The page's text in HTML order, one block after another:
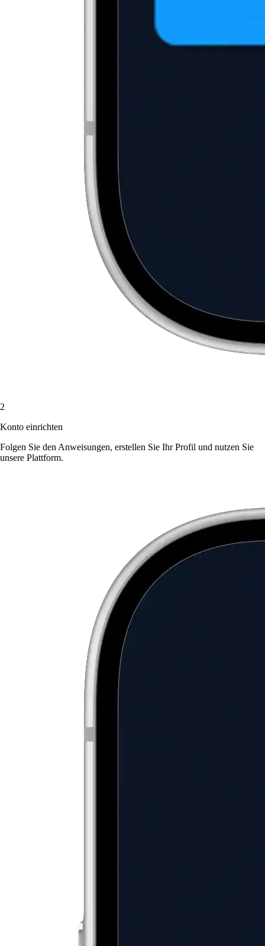
2
Konto einrichten
Folgen Sie den Anweisungen, erstellen Sie Ihr Profil und nutzen Sie
unsere Plattform.